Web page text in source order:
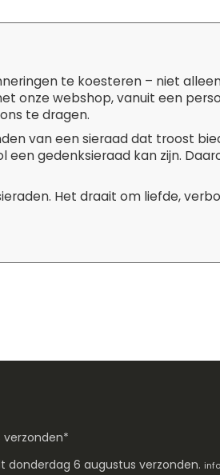
te koesteren – niet
onze webshop, vanuit een
te dragen.
van een sieraad dat troost
een gedenksieraad kan zijn.
Het draait om liefde,
donderdag 6 augustus verzonden. info